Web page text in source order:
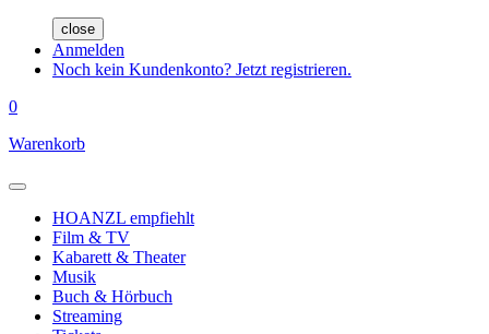
close
Anmelden
Noch kein Kundenkonto? Jetzt registrieren.
0
Warenkorb
HOANZL empfiehlt
Film & TV
Kabarett & Theater
Musik
Buch & Hörbuch
Streaming